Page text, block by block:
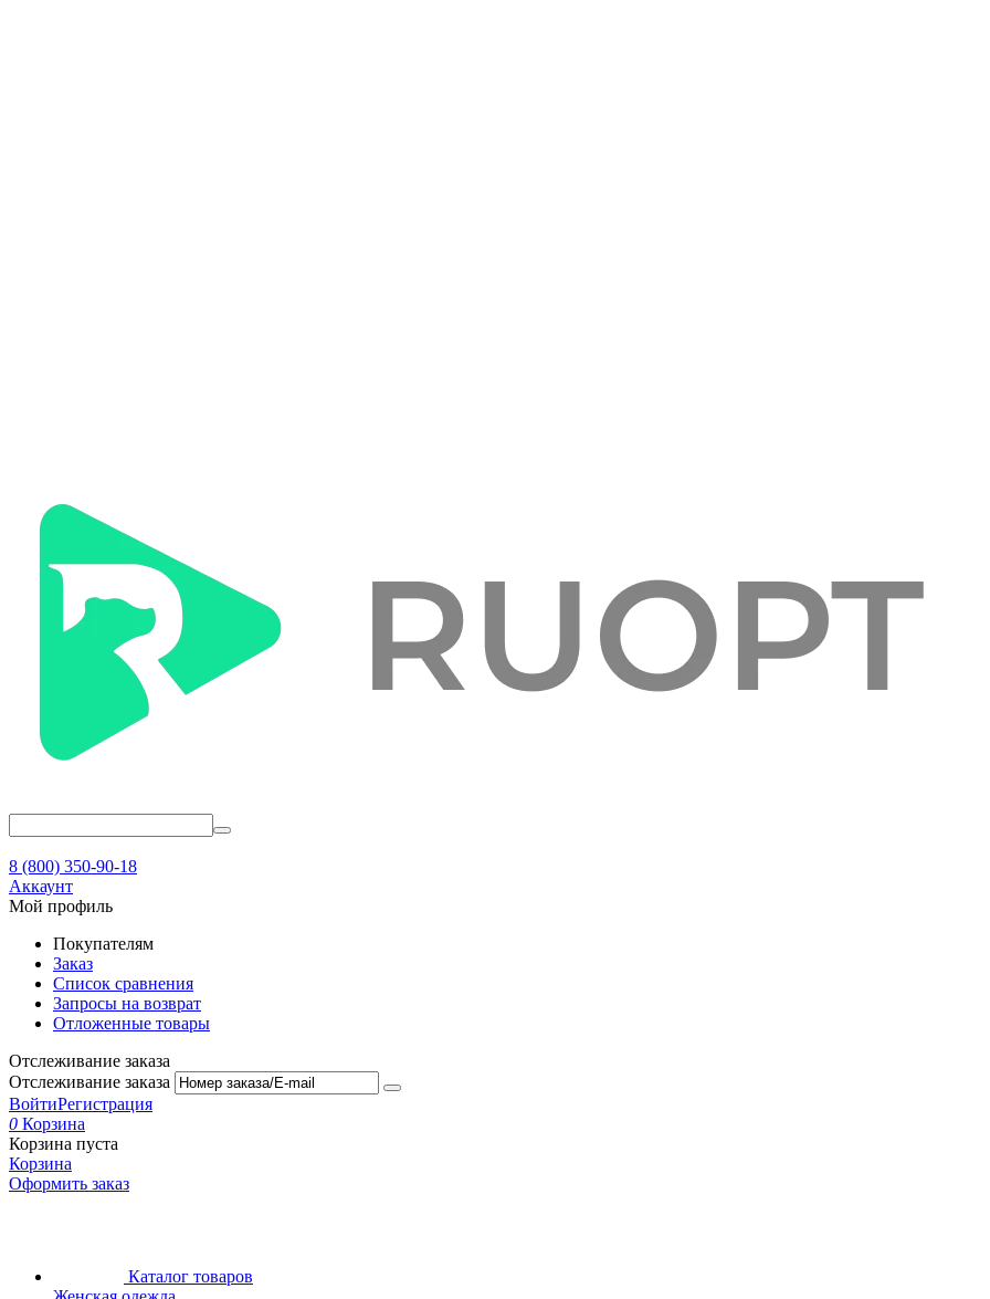
8 (800) 350-90-18
Аккаунт
Мой профиль
Покупателям
Заказ
Список сравнения
Запросы на возврат
Отложенные товары
Отслеживание заказа
Отслеживание заказа
ВойтиРегистрация
0 Корзина
Корзина пуста
Корзина
Оформить заказ
Каталог товаров